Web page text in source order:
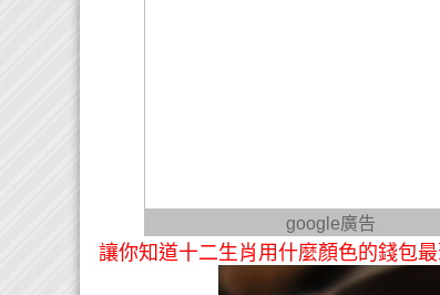
google廣告
讓你知道十二生肖用什麼顏色的錢包